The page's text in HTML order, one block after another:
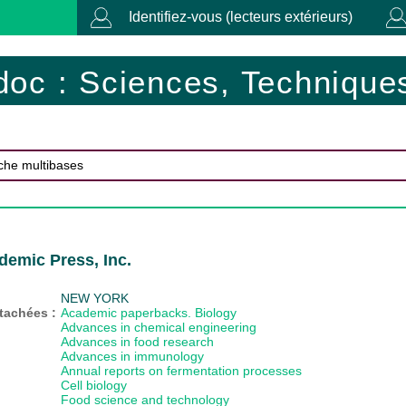
Identifiez-vous (lecteurs extérieurs)
: Sciences,
Press, Inc.
NEW YORK
: Academic paperbacks. Biology
Advances in chemical engineering
Advances in food research
Advances in immunology
Annual reports on fermentation processes
Cell biology
Food science and technology